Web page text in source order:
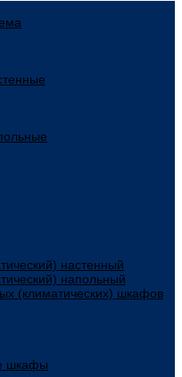
настенный
напольный
(климатических) шкафов
шкафы